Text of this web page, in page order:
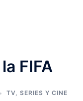
FIFA
TV, SERIES Y CINE